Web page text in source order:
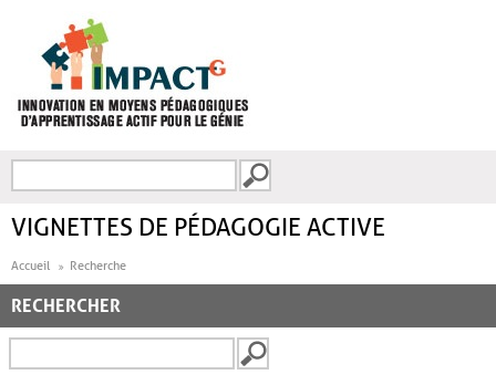
FORMULAIRE DE
VIGNETTES DE PÉDAGOGIE ACTIVE
Accueil Recherche
RECHERCHER